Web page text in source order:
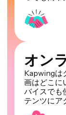
オン
Kapwingは
画はどこに
バイスでも
テンツにア